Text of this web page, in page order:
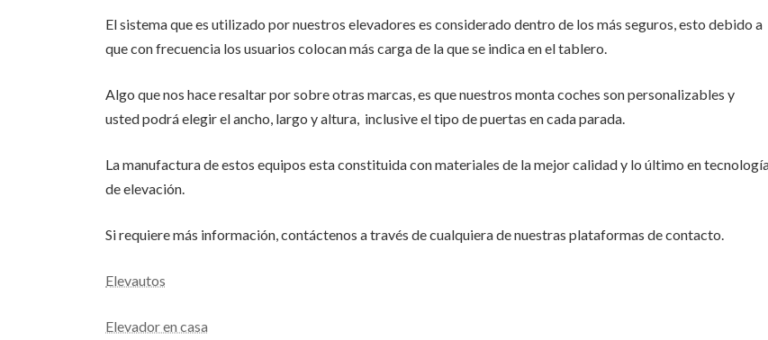
El sistema que es utilizado por nuestros elevadores es considerado dentro de los más seguros, esto debido a
que con frecuencia los usuarios colocan más carga de la que se indica en el tablero.
Algo que nos hace resaltar por sobre otras marcas, es que nuestros monta coches son personalizables y
usted podrá elegir el ancho, largo y altura, inclusive el tipo de puertas en cada parada.
La manufactura de estos equipos esta constituida con materiales de la mejor calidad y lo último en
de elevación.
Si requiere más información, contáctenos a través de cualquiera de nuestras plataformas de contacto.
Elevautos
Elevador en casa